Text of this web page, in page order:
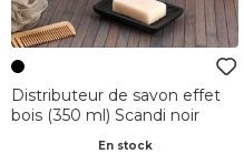
Distributeur de savon effet
bois (350 ml) Scandi noir
En stock